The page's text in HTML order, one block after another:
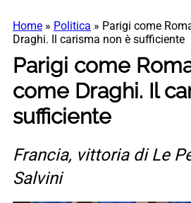
Home » Politica » Parigi come
Draghi. Il carisma non è sufficiente
Parigi come
come Draghi. Il
sufficiente
Francia, vittoria di Le
Salvini